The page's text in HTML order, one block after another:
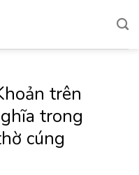
trên
trong
cúng